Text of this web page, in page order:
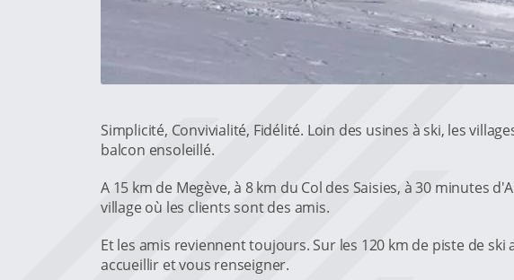
Simplicité, Convivialité, Fidélité. Loin des usines à ski, les
balcon ensoleillé.
A 15 km de Megève, à 8 km du Col des Saisies, à 30 minutes
village où les clients sont des amis.
Et les amis reviennent toujours. Sur les 120 km de piste de
accueillir et vous renseigner.